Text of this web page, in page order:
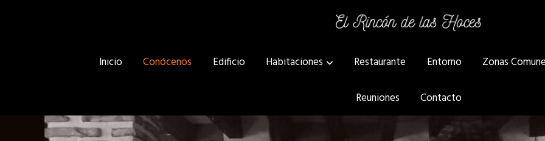
Inicio Conócenos Edificio Habitaciones Restaurante Entorno Zonas
Reuniones Contacto